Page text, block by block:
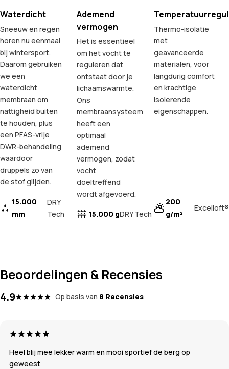
Waterdicht
Sneeuw en regen
horen nu eenmaal
bij wintersport.
Daarom gebruiken
we een
waterdicht
membraan om
nattigheid buiten
te houden, plus
een PFAS-vrije
DWR-behandeling
waardoor
druppels zo van
de stof glijden.
15.000
mm
DRY
Tech
Ademend
vermogen
Het is essentieel
om het vocht te
reguleren dat
ontstaat door je
lichaamswarmte.
Ons
membraansysteem
heeft een
optimaal
ademend
vermogen, zodat
vocht
doeltreffend
wordt afgevoerd.
15.000 gDRY Tech
Thermo-isolatie
met
geavanceerde
materialen, voor
langdurig comfort
en krachtige
isolerende
eigenschappen.
200
g/m²
Excelloft®
Beoordelingen & Recensies
4.9 Op basis van 8 Recensies
Heel blij mee lekker warm en mooi sportief de berg op
geweest